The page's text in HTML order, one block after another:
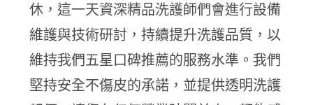
休，這一天資深精品洗護師們會進行設備
維護與技術研討，持續提升洗護品質，以
維持我們五星口碑推薦的服務水準。我們
堅持安全不傷皮的承諾，並提供透明洗護